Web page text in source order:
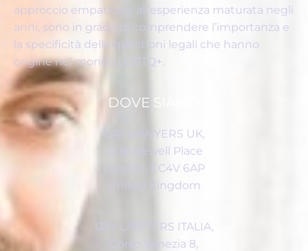
approccio empatico e all’esperienza maturata negli
anni, sono in grado di comprendere l’importanza e
la specificità delle questioni legali che hanno
origine nel mondo LGBTQ+.
DOVE SIAMO
GAY LAWYERS UK,
12 Bridewell Place
London, EC4V 6AP
United Kingdom
GAY LAWYERS ITALIA,
Corso Venezia 8,